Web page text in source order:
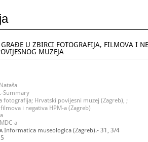
U ZBIRCI FOTOGRAFIJA, FILMOVA I
MUZEJA
Summary
fotografija; Hrvatski povijesni muzej (Zagreb), ;
i negativa HPM-a (Zagreb)
a
Informatica museologica (Zagreb).- 31, 3/4